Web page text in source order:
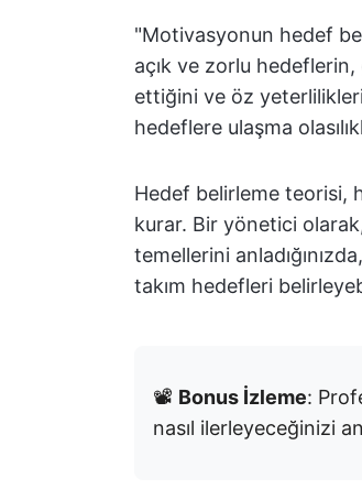
"Motivasyonun hedef
açık ve zorlu
ettiğini ve öz
hedeflere ulaşma
Hedef belirleme teorisi,
kurar. Bir yönetici
temellerini
takım hedefleri
📽️ Bonus İzleme:
nasıl ilerleyeceğinizi